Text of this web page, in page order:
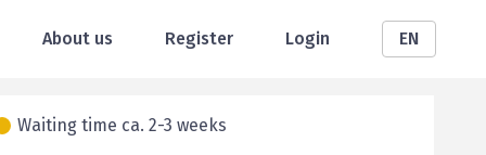
About us Register Login EN
Waiting time ca. 2-3 weeks